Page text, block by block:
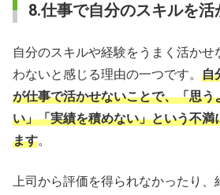
8.仕事で自分のスキルを活
自分のスキルや経験をうまく活かせ
わないと感じる理由の一つです。 自
が仕事で活かせないことで、「思う
い」「実績を積めない」という不満
ます。
上司から評価を得られなかったり、